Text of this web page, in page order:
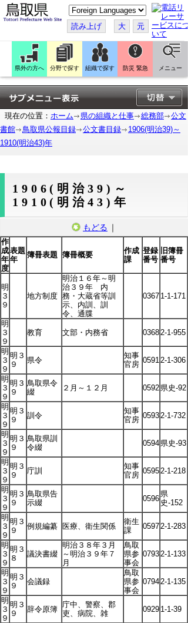
こ
の
ペ
ー
ジ
翻
訳
す
る
読み上げ 大 元
県外の方へ 分野で探す 組織で探す 防災 緊急 メニュー
現在の位置： ホーム 県の組織と仕事 総務部
公文
書館
鳥取県公報目録 公文書目録
1906(明治39)～
1910(明治43)年
1906(明治39)～
1910(明治43)年
もどる ｜
作
成
年
度
表題
年
簿冊表題 簿冊概要
作成
課
登録
番号
旧簿冊
番号
明
３
９
地方制度
明治１６年～明
治３９年 内
務・大蔵省等訓
示、内訓、訓
令、通牒
0367 1-1-171
明
３
９
教育 文部・内務省 03682-1-955
明
３
９
明３
９
県令
知事
官房 05912-1-306
明
３
９
明３
９
鳥取県令
綴
２月～１２月 0592 県史-92
明
３
９
明３
９
訓令
知事
官房 05932-1-732
明
３
９
明３
９
鳥取県訓
令綴
0594 県史-93
明
３
９
明３
９
庁訓
知事
官房 05952-1-218
明
３
９
明３
９
鳥取県告
示綴
0596
県
史-152
明
３
９
明３
９
例規編纂 医療、衛生関係
衛生
課
05972-1-283
明
３
９
明３
８
議決書綴
明治３８年３月
～明治３９年７
月
鳥取
県参
事会
07932-1-133
明
３
９
明３
９
会議録
鳥取
県参
事会
07942-1-135
明
３
９
明３
９
辞令原簿
庁中、警察、郡
吏、病院、雑
0929 1-1-39